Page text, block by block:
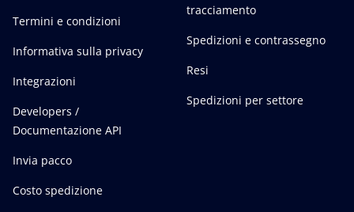
Termini e condizioni
Informativa sulla privacy
Integrazioni
Developers /
Documentazione API
Invia pacco
Costo spedizione
tracciamento
Spedizioni e contrassegno
Resi
Spedizioni per settore